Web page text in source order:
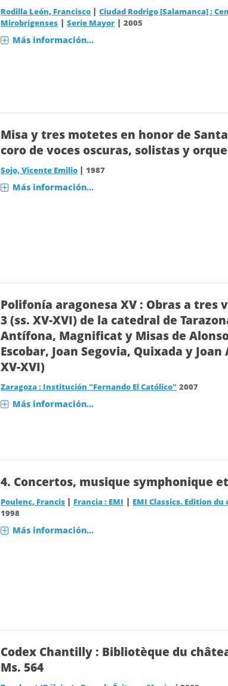
Rodilla León, Francisco |Ciudad Rodrigo [Salamanca] :
Mirobrigenses |Serie Mayor |2005
Más información...
Misa y tres motetes en honor de
coro de voces oscuras, solistas y
Sojo, Vicente Emilio |1987
Más información...
Polifonía aragonesa XV : Obras a tres
3 (ss. XV-XVI) de la catedral de
Antífona, Magnificat y Misas de
Escobar, Joan Segovia, Quixada y
XV-XVI)
Zaragoza : Institución "Fernando El Católico" 2007
Más información...
4. Concertos, musique symphonique
Poulenc, Francis | Francia : EMI | EMI Classics. Edition
1998
Más información...
Codex Chantilly : Bibliotèque du
Ms. 564